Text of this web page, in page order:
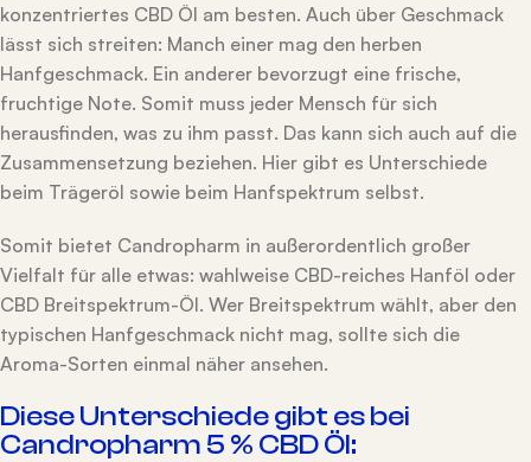
konzentriertes CBD Öl am besten. Auch über Geschmack
lässt sich streiten: Manch einer mag den herben
Hanfgeschmack. Ein anderer bevorzugt eine frische,
fruchtige Note. Somit muss jeder Mensch für sich
herausfinden, was zu ihm passt. Das kann sich auch auf die
Zusammensetzung beziehen. Hier gibt es Unterschiede
beim Trägeröl sowie beim Hanfspektrum selbst.
Somit bietet Candropharm in außerordentlich großer
Vielfalt für alle etwas: wahlweise CBD-reiches Hanföl oder
CBD Breitspektrum-Öl. Wer Breitspektrum wählt, aber den
typischen Hanfgeschmack nicht mag, sollte sich die
Aroma-Sorten einmal näher ansehen.
Diese Unterschiede gibt es bei
Candropharm 5 % CBD Öl: